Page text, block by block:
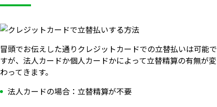
冒頭でお伝えした通りクレジットカードでの立替払いは可能で
すが、法人カードか個人カードかによって立替精算の有無が変
わってきます。
法人カードの場合：立替精算が不要